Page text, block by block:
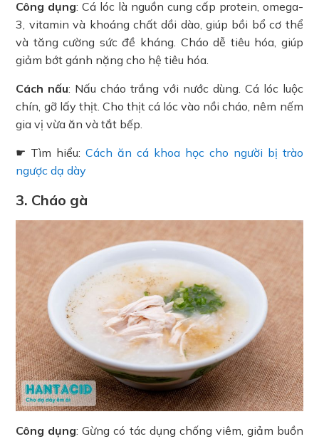
Công dụng: Cá lóc là nguồn cung cấp protein, omega-
3, vitamin và khoáng chất dồi dào, giúp bồi bổ cơ thể
và tăng cường sức đề kháng. Cháo dễ tiêu hóa, giúp
giảm bớt gánh nặng cho hệ tiêu hóa.
Cách nấu: Nấu cháo trắng với nước dùng. Cá lóc luộc
chín, gỡ lấy thịt. Cho thịt cá lóc vào nồi cháo, nêm nếm
gia vị vừa ăn và tắt bếp.
☛ Tìm hiểu:Cách ăn cá khoa học cho người bị trào
ngược dạ dày
3. Cháo gà
Công dụng: Gừng có tác dụng chống viêm, giảm buồn